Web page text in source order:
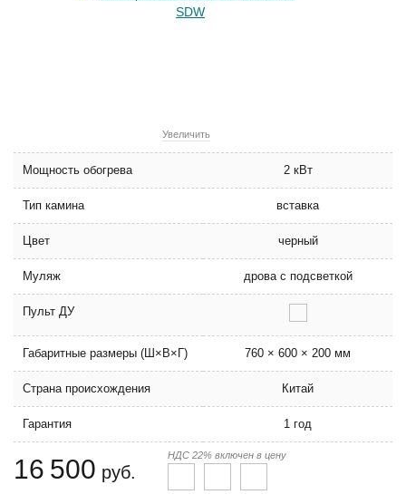
Увеличить
Мощность обогрева 2 кВт
Тип камина вставка
Цвет черный
Муляж дрова с подсветкой
Пульт ДУ
Габаритные размеры (Ш×В×Г) 760 × 600 × 200 мм
Страна происхождения Китай
Гарантия 1 год
16 500 руб.
НДС 22% включен в цену